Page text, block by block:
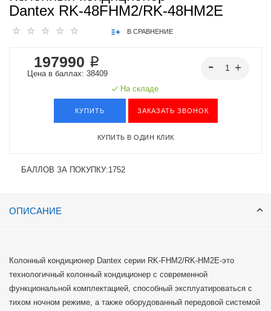
Dantex RK-48FHM2/RK-48HM2E
В СРАВНЕНИЕ
197990 ₽
Цена в баллах: 38409
На складе
КУПИТЬ ЗАКАЗАТЬ ЗВОНОК
КУПИТЬ В ОДИН КЛИК
БАЛЛОВ ЗА ПОКУПКУ:1752
ОПИСАНИЕ
Колонный кондиционер Dantex серии RK-FHM2/RK-HM2E-это
технологичный колонный кондиционер с современной
функциональной комплектацией, способный эксплуатироваться с
тихом ночном режиме, а также оборудованный передовой системой